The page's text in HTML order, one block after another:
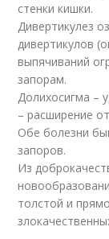
стенки кишки.
Дивертикулез
дивертикулов
выпячиваний
запорам.
Долихосигма –
– расширение
Обе болезни
запоров.
Из
толстой и